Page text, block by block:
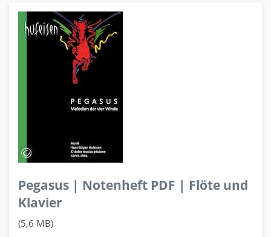
Pegasus | Notenheft PDF | Flöte und
Klavier
(5,6 MB)